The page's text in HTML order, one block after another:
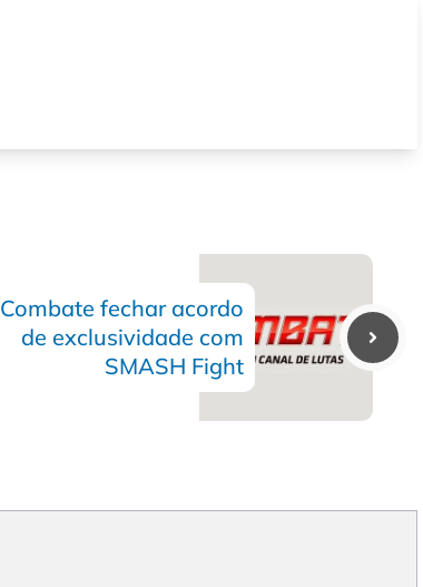
Combate fechar acordo
de exclusividade com
SMASH Fight